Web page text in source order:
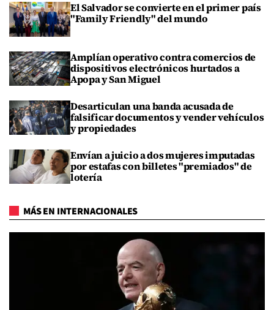
El Salvador se convierte en el primer país
"Family Friendly" del mundo
Amplían operativo contra comercios de
dispositivos electrónicos hurtados a
Apopa y San Miguel
Desarticulan una banda acusada de
falsificar documentos y vender vehículos
y propiedades
Envían a juicio a dos mujeres imputadas
por estafas con billetes "premiados" de
lotería
MÁS EN INTERNACIONALES